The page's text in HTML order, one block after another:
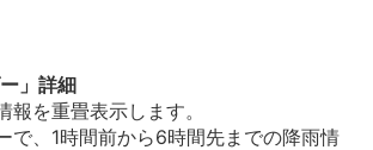
」詳細
報を重畳表示します。
で、1時間前から6時間先までの降雨情